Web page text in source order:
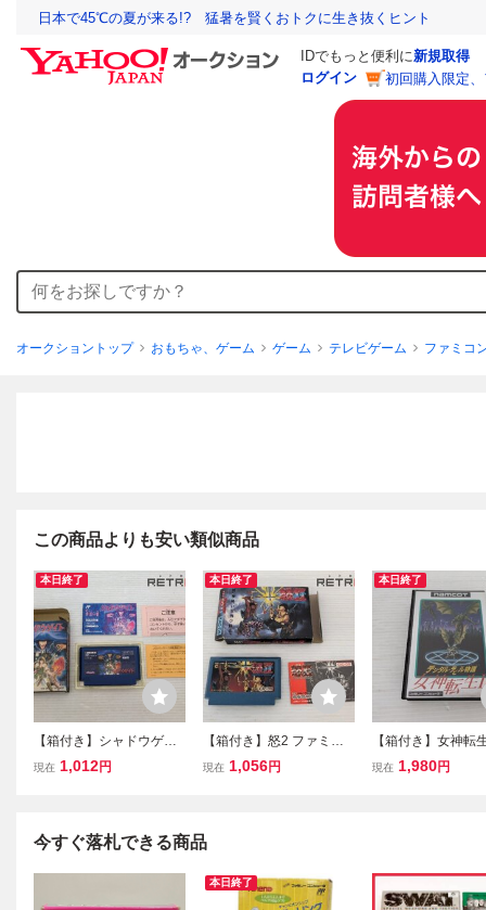
日本で45℃の夏が来る!? 猛暑を賢くおトクに生き抜くヒント
IDでもっと便利に新規取得
ログイン
初回購入限定
オークショントップ おもちゃ、ゲーム ゲーム テレビゲーム ファミコ
この商品よりも安い類似商品
本日終了
【箱付き】シャドウゲイ
ト ファミコン FC
現在 1,012円
本日終了
【箱付き】怒2 ファミコ
ン FC
現在 1,056円
本日終了
【箱付き】女神転
ァミコン FC
現在 1,980円
今すぐ落札できる商品
本日終了